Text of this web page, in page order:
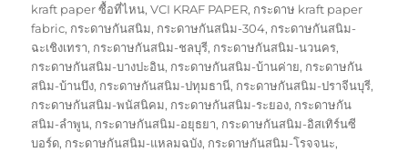
on
kraft paper ซื้อที่ไหน,VCI KRAF PAPER, กระดาษ kraft paper
fabric, กระดาษกันสนิม, กระดาษกันสนิม-304, กระดาษกันสนิม-
ฉะเชิงเทรา, กระดาษกันสนิม-ชลบุรี, กระดาษกันสนิม-นวนคร,
กระดาษกันสนิม-บางปะอิน, กระดาษกันสนิม-บ้านค่าย, กระดาษกัน
สนิม-บ้านบึง, กระดาษกันสนิม-ปทุมธานี, กระดาษกันสนิม-ปราจีนบุรี,
กระดาษกันสนิม-พนัสนิคม, กระดาษกันสนิม-ระยอง, กระดาษกัน
สนิม-ลำพูน, กระดาษกันสนิม-อยุธยา, กระดาษกันสนิม-อิสเทิร์นซี
บอร์ด, กระดาษกันสนิม-แหลมฉบัง, กระดาษกันสนิม-โรจจนะ,